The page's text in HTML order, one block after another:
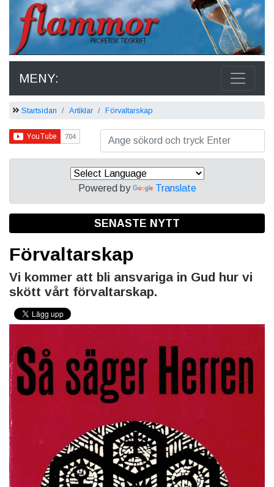
MENY:
Startsidan Artiklar Förvaltarskap
Powered by Translate
SENASTE NYTT
Förvaltarskap
Vi kommer att bli ansvariga in Gud hur vi
skött vårt förvaltarskap.